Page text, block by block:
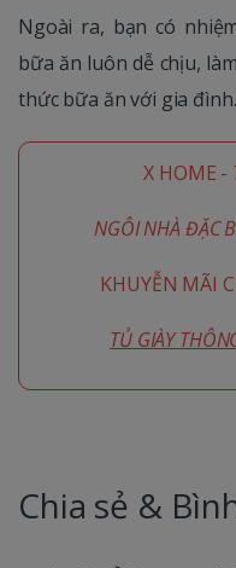
Ngoài ra, bạn có
bữa ăn luôn dễ chịu,
thức bữa ăn với gia đình.
X HOME -
NGÔI NHÀ ĐẶC
KHUYỄN MÃI
TỦ GIÀY
Chia sẻ &